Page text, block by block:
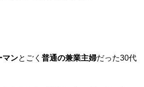
マンとごく 普通の兼業主婦だった30代